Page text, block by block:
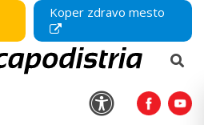
Koper zdravo mesto